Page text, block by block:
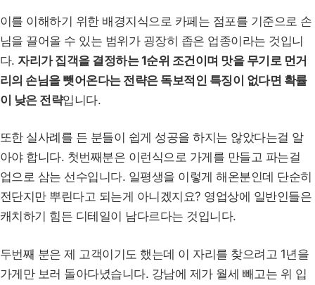
이를 이해하기 위한 배경지식으로 카페는 점포를 기준으로 손
님을 끌어올 수 있는 범위가 굉장히 좁은 업종이라는 것입니
다. 자리가 집객을 결정하는 1순위 조건이며 맛을 무기로 먼거
리의 손님을 뺏어온다는 전략은 독보적인 특징이 없다면 확률
이 낮은 전략입니다.
또한 실사례를 든 분들이 쉽게 성공을 하지는 않았다는걸 알
아야 합니다. 첫번째분은 이런식으로 가게를 만들고 파는걸
업으로 삼는 선수입니다. 일평생을 이렇게 해온분인데 단순히
전단지만 뿌린다고 되는게 아니겠지요? 영업상에 일반인들은
캐치하기 힘든 디테일이 남다르다는 것입니다.
두번째 분은 제 고객이기도 했는데 이 자리를 찾으려고 1년을
가게만 보러 돌아다녔습니다. 강남에 제가 월세 빼고는 위 입